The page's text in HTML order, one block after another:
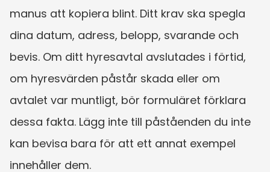
manus att kopiera blint. Ditt krav ska spegla
dina datum, adress, belopp, svarande och
bevis. Om ditt hyresavtal avslutades i förtid,
om hyresvärden påstår skada eller om
avtalet var muntligt, bör formuläret förklara
dessa fakta. Lägg inte till påståenden du inte
kan bevisa bara för att ett annat exempel
innehåller dem.